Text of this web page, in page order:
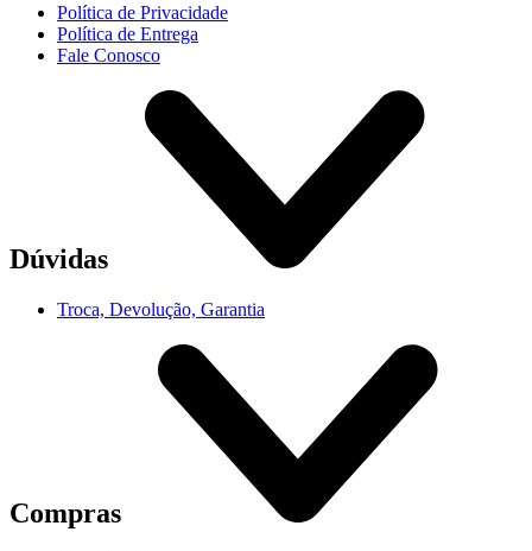
Política de Privacidade
Política de Entrega
Fale Conosco
Dúvidas
Troca, Devolução, Garantia
Compras